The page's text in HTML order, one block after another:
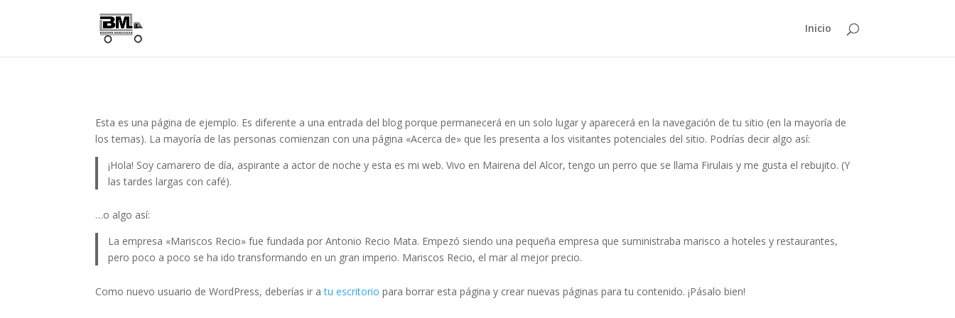
Inicio
Esta es una página de ejemplo. Es diferente a una entrada del blog porque permanecerá en un solo lugar y aparecerá en la navegación de tu sitio (en la mayoría de
los temas). La mayoría de las personas comienzan con una página «Acerca de» que les presenta a los visitantes potenciales del sitio. Podrías decir algo así:
¡Hola! Soy camarero de día, aspirante a actor de noche y esta es mi web. Vivo en Mairena del Alcor, tengo un perro que se llama Firulais y me gusta el rebujito. (Y
las tardes largas con café).
…o algo así:
La empresa «Mariscos Recio» fue fundada por Antonio Recio Mata. Empezó siendo una pequeña empresa que suministraba marisco a hoteles y restaurantes,
pero poco a poco se ha ido transformando en un gran imperio. Mariscos Recio, el mar al mejor precio.
Como nuevo usuario de WordPress, deberías ir atu escritorio para borrar esta página y crear nuevas páginas para tu contenido. ¡Pásalo bien!